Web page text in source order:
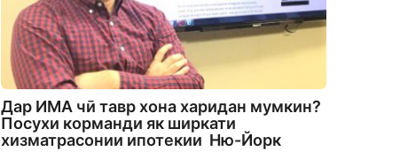
Дар ИМА чӣ тавр хона харидан мумкин?
Посухи корманди як ширкати
хизматрасонии ипотекии Ню-Йорк